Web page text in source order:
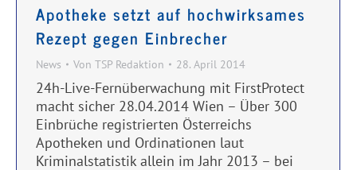
Apotheke setzt auf hochwirksames
Rezept gegen Einbrecher
News Von TSP Redaktion 28. April 2014
24h-Live-Fernüberwachung mit FirstProtect
macht sicher 28.04.2014 Wien – Über 300
Einbrüche registrierten Österreichs
Apotheken und Ordinationen laut
Kriminalstatistik allein im Jahr 2013 – bei